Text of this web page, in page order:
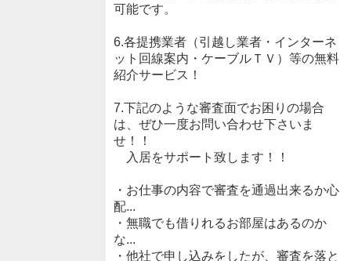
可能です。
6.各提携業者（引越し業者・インターネ
ット回線案内・ケーブルＴＶ）等の無料
紹介サービス！
7.下記のような審査面でお困りの場合
は、ぜひ一度お問い合わせ下さいま
せ！！
入居をサポート致します！！
・お仕事の内容で審査を通過出来るか心
配...
・無職でも借りれるお部屋はあるのか
な...
・他社で申し込みをしたが、審査を落と